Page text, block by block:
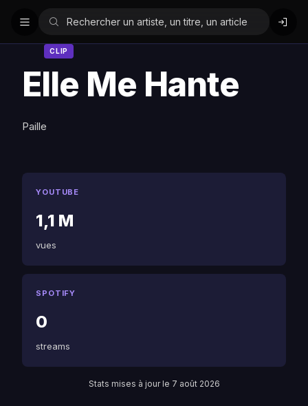
CLIP
Elle Me Hante
Paille
YOUTUBE
1,1 M
vues
SPOTIFY
0
streams
Stats mises à jour le 7 août 2026